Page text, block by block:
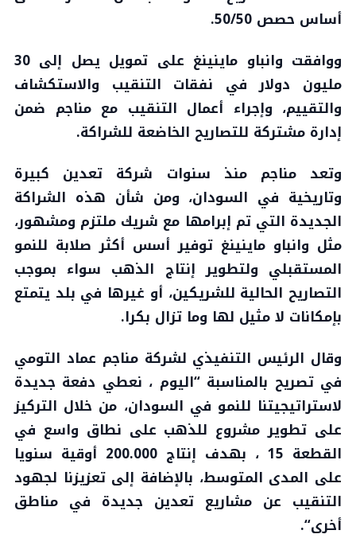
أساس حصص 50/50.
ووافقت وانباو ماينينغ على تمويل يصل إلى 30
مليون دولار في نفقات التنقيب والاستكشاف
والتقييم، وإجراء أعمال التنقيب مع مناجم ضمن
إدارة مشتركة للتصاريح الخاضعة للشراكة.
وتعد مناجم منذ سنوات شركة تعدين كبيرة
وتاريخية في السودان، ومن شأن هذه الشراكة
الجديدة التي تم إبرامها مع شريك ملتزم ومشهور،
مثل وانباو ماينينغ توفير أسس أكثر صلابة للنمو
المستقبلي ولتطوير إنتاج الذهب سواء بموجب
التصاريح الحالية للشريكين، أو غيرها في بلد يتمتع
بإمكانات لا مثيل لها وما تزال بكرا.
وقال الرئيس التنفيذي لشركة مناجم عماد التومي
في تصريح بالمناسبة “اليوم ، نعطي دفعة جديدة
لاستراتيجيتنا للنمو في السودان، من خلال التركيز
على تطوير مشروع للذهب على نطاق واسع في
القطعة 15 ، بهدف إنتاج 200.000 أوقية سنويا
على المدى المتوسط، بالإضافة إلى تعزيزنا لجهود
التنقيب عن مشاريع تعدين جديدة في مناطق
أخرى“.